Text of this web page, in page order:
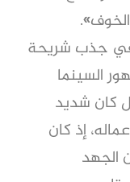
في جذب شريحة
السينما
كان شديد
إذ كان
الجهد